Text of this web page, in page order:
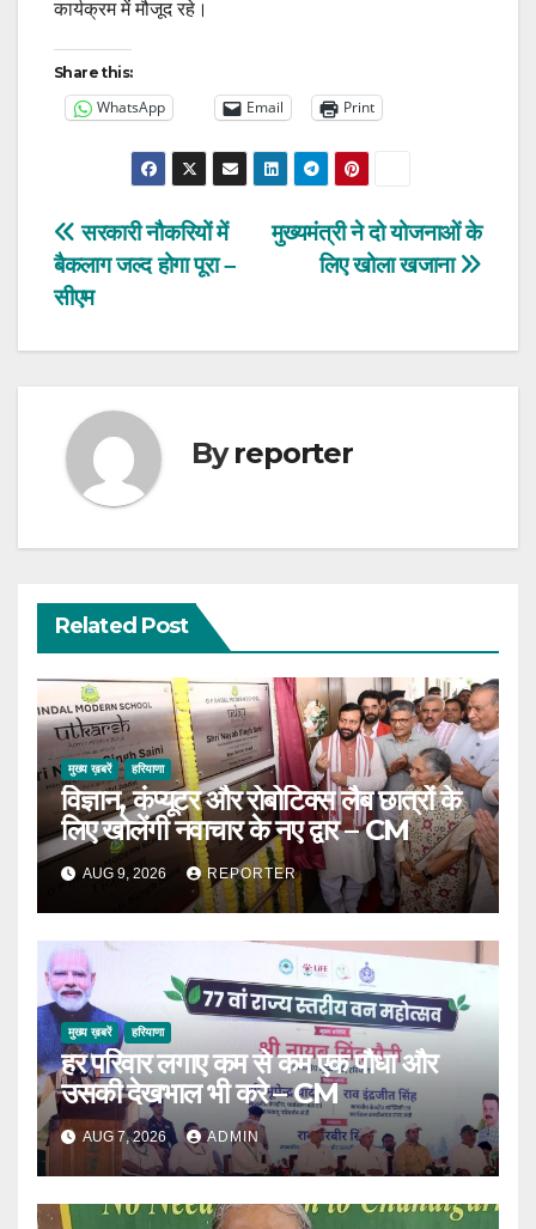
कार्यक्रम में मौजूद रहे।
Share this:
WhatsApp Email Print
Post
navigation
मुख्यमंत्री ने दो योजनाओं के
लिए खोला खजाना
सरकारी नौकरियों में
बैकलाग जल्द होगा पूरा –
सीएम
Byreporter
Related Post
मुख्य ख़बरें हरियाणा
विज्ञान, कंप्यूटर और रोबोटिक्स लैब छात्रों के
लिए खोलेंगी नवाचार के नए द्वार – CM
AUG 9, 2026 REPORTER
मुख्य ख़बरें हरियाणा
हर परिवार लगाए कम से कम एक पौधा और
उसकी देखभाल भी करे – CM
AUG 7, 2026 ADMIN